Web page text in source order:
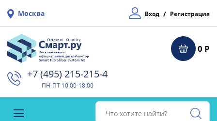
Москва Вход / Регистрация
0 Р
+7 (495) 215-215-4⁠
ПН-ПТ 10:00-18:00